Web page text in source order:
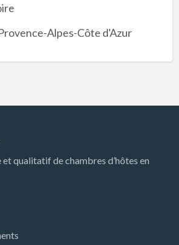
Alpes-Côte d'Azur
qualitatif de chambres d’hôtes en